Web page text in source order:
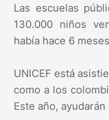
Las escuelas
130.000 niños
había hace 6
UNICEF está
como a los
Este año,